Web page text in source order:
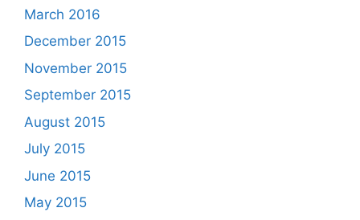
March 2016
December 2015
November 2015
September 2015
August 2015
July 2015
June 2015
May 2015